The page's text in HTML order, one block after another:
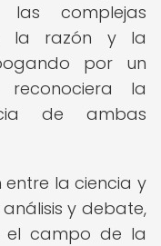
complejas
la razón y la
por un
la
de ambas
la ciencia y
y debate,
el campo de la